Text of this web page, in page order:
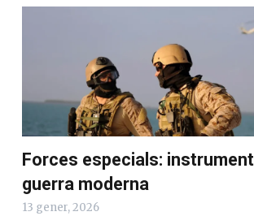
Forces especials:
guerra moderna
13 gener, 2026